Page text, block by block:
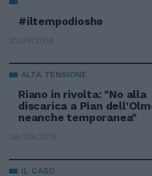
#iltempodioshø
21/09/2019
ALTA TENSIONE
Riano in rivolta: "No alla
discarica a Pian
neanche temporanea"
08/09/2019
IL CASO